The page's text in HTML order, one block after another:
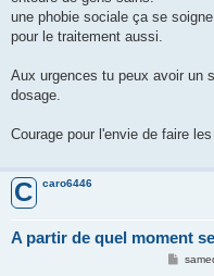
une phobie sociale ça se
pour le traitement aussi.
Aux urgences tu peux avoir un
dosage.
Courage pour l'envie de faire
C caro6446
A partir de quel moment
M